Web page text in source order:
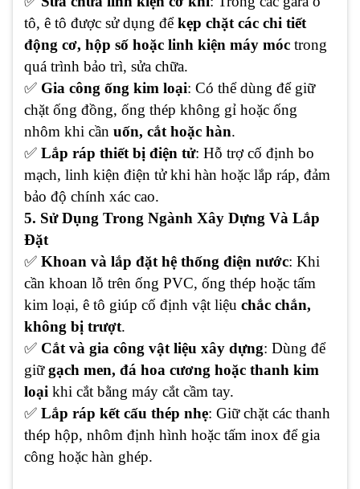
tô, ê tô được sử dụng đểkẹp chặt các chi tiết
động cơ, hộp số hoặc linh kiện máy móc trong
quá trình bảo trì, sửa chữa.
✅ Gia công ống kim loại: Có thể dùng để giữ
chặt ống đồng, ống thép không gỉ hoặc ống
nhôm khi cần uốn, cắt hoặc hàn.
✅ Lắp ráp thiết bị điện tử: Hỗ trợ cố định bo
mạch, linh kiện điện tử khi hàn hoặc lắp ráp, đảm
bảo độ chính xác cao.
5. Sử Dụng Trong Ngành Xây Dựng Và Lắp
Đặt
✅ Khoan và lắp đặt hệ thống điện nước: Khi
cần khoan lỗ trên ống PVC, ống thép hoặc tấm
kim loại, ê tô giúp cố định vật liệu chắc chắn,
không bị trượt.
✅ Cắt và gia công vật liệu xây dựng: Dùng để
giữgạch men, đá hoa cương hoặc thanh kim
loại khi cắt bằng máy cắt cầm tay.
✅ Lắp ráp kết cấu thép nhẹ: Giữ chặt các thanh
thép hộp, nhôm định hình hoặc tấm inox để gia
công hoặc hàn ghép.